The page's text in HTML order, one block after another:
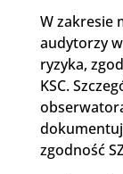
W zakresie
audytorzy
ryzyka,
KSC.
zgodność